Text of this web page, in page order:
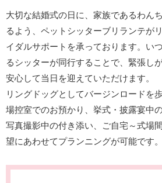
大切な結婚式の日に、家族であるわん
るよう、ペットシッターブリランテが
イダルサポートを承っております。い
るシッターが同行することで、緊張し
安心して当日を迎えていただけます。
リングドッグとしてバージンロードを
場控室でのお預かり、挙式・披露宴中
写真撮影中の付き添い、ご自宅～式場
望にあわせてプランニングが可能です。